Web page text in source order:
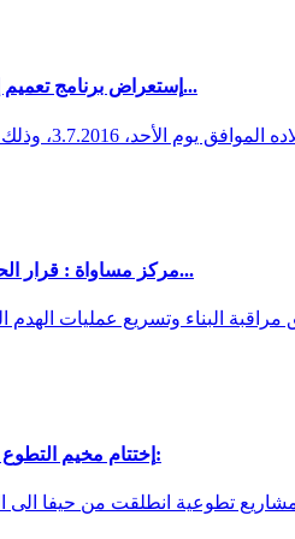
إستعراض برنامج تعميم إرث سلمان ناطور في يوم عيد...
مركز مساواة : قرار الحكومة تكثيف مخالفات التنظيم...
إختتام مخيم التطوع الدولي الشبابي لمركز مساواة:
مشاريع تطوعية انطلقت من حيفا الى